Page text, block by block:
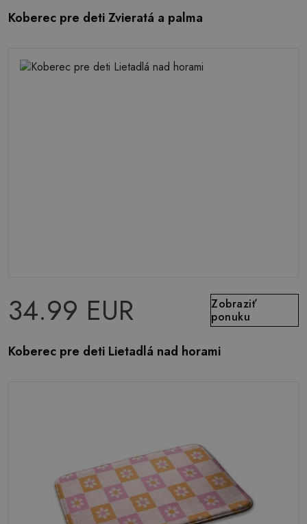
Koberec pre deti Zvieratá a palma
34.99 EUR
Zobraziť
ponuku
Koberec pre deti Lietadlá nad horami